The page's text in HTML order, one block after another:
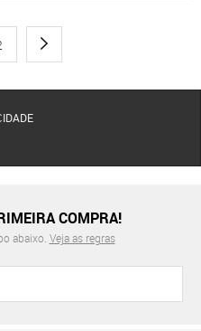
COMPRA!
abaixo. Veja as regras